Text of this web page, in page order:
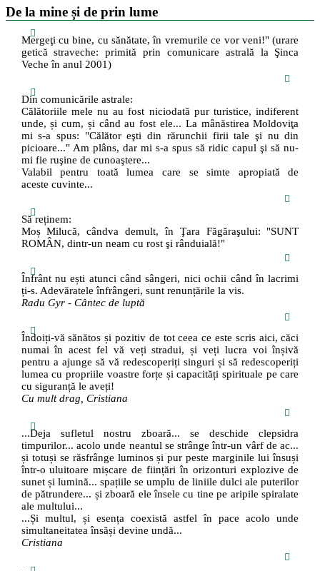
De la mine și de prin lume
Mergeţi cu bine, cu sănătate, în vremurile ce vor veni!" (urare
getică straveche: primită prin comunicare astrală la Şinca
Veche în anul 2001)
Din comunicările astrale:
Călătoriile mele nu au fost niciodată pur turistice, indiferent
unde, și cum, și când au fost ele... La mânăstirea Moldoviţa
mi s-a spus: "Călător eşti din rărunchii firii tale şi nu din
picioare..." Am plâns, dar mi s-a spus să ridic capul şi să nu-
mi fie ruşine de cunoaştere...
Valabil pentru toată lumea care se simte apropiată de
aceste cuvinte...
Să reținem:
Moș Milucă, cândva demult, în Ţara Făgăraşului: "SUNT
ROMÂN, dintr-un neam cu rost şi rânduială!"
Înfrânt nu ești atunci când sângeri, nici ochii când în lacrimi
ți-s. Adevăratele înfrângeri, sunt renunțările la vis.
Radu Gyr - Cântec de luptă
Îndoiți-vă sănătos și pozitiv de tot ceea ce este scris aici, căci
numai în acest fel vă veți stradui, și veți lucra voi înșivă
pentru a ajunge să vă redescoperiți singuri și să redescoperiți
lumea cu propriile voastre forțe și capacități spirituale pe care
cu siguranță le aveți!
Cu mult drag, Cristiana
...Deja sufletul nostru zboară... se deschide clepsidra
timpurilor... acolo unde neantul se strânge într-un vârf de ac...
și totuși se răsfrânge luminos și pur peste marginile lui însuși
într-o uluitoare mișcare de ființări în orizonturi explozive de
sunet și lumină... spațiile se umplu de liniile dulci ale puterilor
de pătrundere... și zboară ele însele cu tine pe aripile spiralate
ale multului...
...Și multul, și esența coexistă astfel în pace acolo unde
simultaneitatea însăși devine undă...
Cristiana